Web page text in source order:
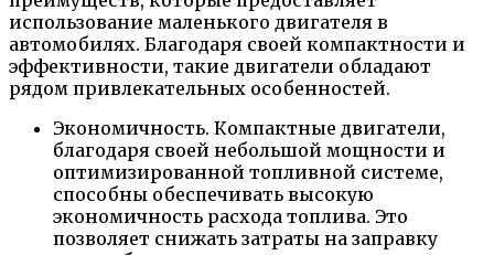
использование маленького двигателя в
автомобилях. Благодаря своей компактности и
эффективности, такие двигатели обладают
рядом привлекательных особенностей.
Экономичность. Компактные двигатели,
благодаря своей небольшой мощности и
оптимизированной топливной системе,
способны обеспечивать высокую
экономичность расхода топлива. Это
позволяет снижать затраты на заправку